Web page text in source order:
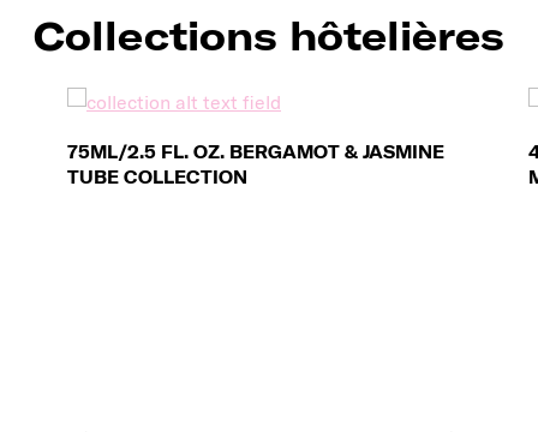
Collections hôtelières
75ML/2.5 FL. OZ. BERGAMOT & JASMINE
TUBE COLLECTION